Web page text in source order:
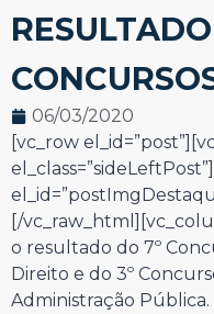
06/03/2020
[vc_row
[/
o resultado do 7º
Direito e do 3º
Administração Pública.